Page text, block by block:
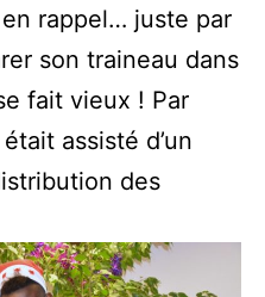
rappel… juste par
son traineau dans
fait vieux ! Par
assisté d’un
des